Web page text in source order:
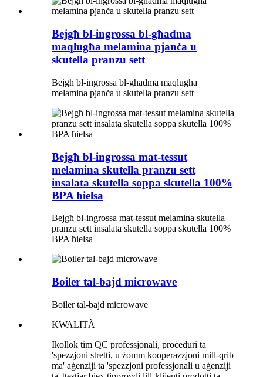
Bejgħ bl-ingrossa bl-għadma
maqlugħa melamina pjanċa u
skutella pranzu sett
Bejgħ bl-ingrossa bl-għadma maqlugħa
melamina pjanċa u skutella pranzu sett
Bejgħ bl-ingrossa mat-tessut
melamina skutella pranzu sett
insalata skutella soppa skutella 100%
BPA ħielsa
Bejgħ bl-ingrossa mat-tessut melamina skutella
pranzu sett insalata skutella soppa skutella 100%
BPA ħielsa
Boiler tal-bajd microwave
Boiler tal-bajd microwave
KWALITÀ
Ikollok tim QC professjonali, proċeduri ta
'spezzjoni stretti, u żomm kooperazzjoni mill-qrib
ma' aġenziji ta 'spezzjoni professjonali u aġenziji